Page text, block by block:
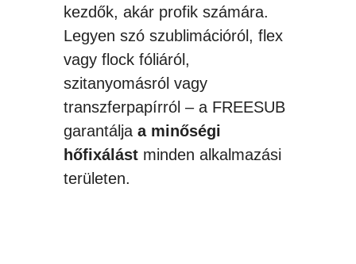
kezdők, akár profik számára.
Legyen szó szublimációról, flex
vagy flock fóliáról,
szitanyomásról vagy
transzferpapírról – a FREESUB
garantálja a minőségi
hőfixálást minden alkalmazási
területen.